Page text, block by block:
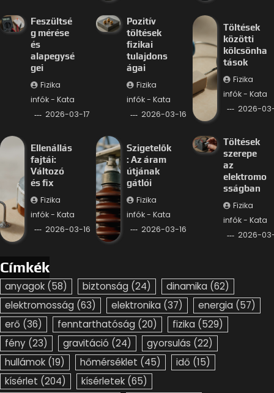
Feszültsé
g mérése
és
alapegysé
gei
Fizika
infók - Kata
2026-03-17
Pozitív
töltések
fizikai
tulajdons
ágai
Fizika
infók - Kata
2026-03-16
Töltések
közötti
kölcsönha
tások
Fizika
infók - Kata
2026-
Ellenállás
fajtái:
Változó
és fix
Fizika
infók - Kata
2026-03-16
Szigetelők
: Az áram
útjának
gátlói
Fizika
infók - Kata
2026-03-16
Töltések
szerepe
az
elektromo
sságban
Fizika
infók - Kata
2026-
Címkék
anyagok (58) biztonság (24) dinamika (62)
elektromosság (63) elektronika (37) energia (57)
erő (36) fenntarthatóság (20) fizika (529)
fény (23) gravitáció (24) gyorsulás (22)
hullámok (19) hőmérséklet (45) idő (15)
kísérlet (204) kísérletek (65)